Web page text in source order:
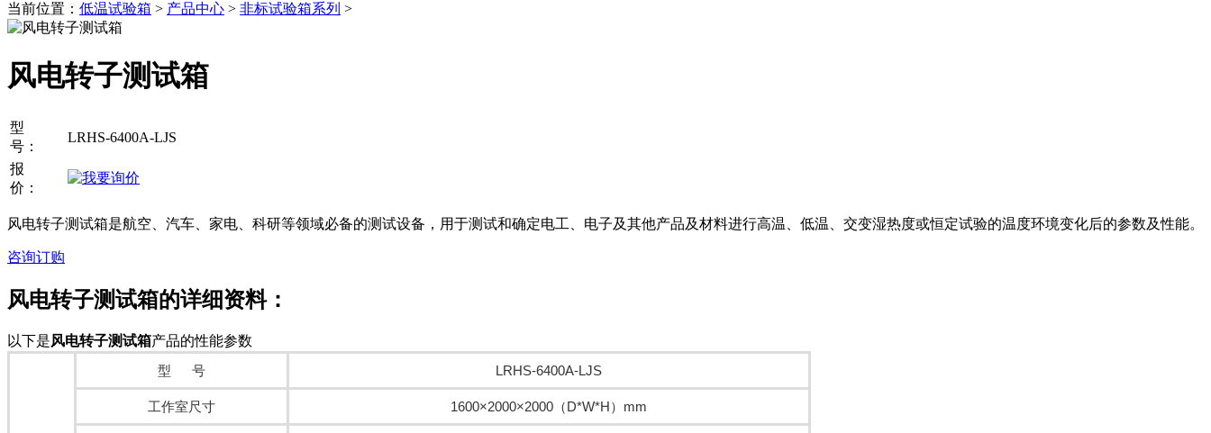
当前位置： 低温试验箱 > 产品中心 > 非标试验箱系列 >
风电转子测试箱
型
号：
LRHS-6400A-LJS
报
价：
风电转子测试箱是航空、汽车、家电、科研等领域必备的测试设备，用于测试和确定电工、电子及其他产品及材料进行高温、低温、交变湿热度或恒定试验的温度环境变化后的参数及性能。
咨询订购
风电转子测试箱的详细资料：
以下是风电转子测试箱产品的性能参数
型 号 LRHS-6400A-LJS
工作室尺寸 1600×2000×2000（D*W*H）mm